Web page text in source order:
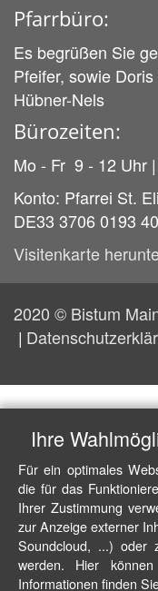
Pfarrbüro:
Es begrüßen Sie
Pfeifer, sowie
Hübner-Nels
Bürozeiten:
Mo - Fr 9 - 12 Uhr
Konto: Pfarrei St.
DE33 3706 0193
Visitenkarte
2020 © Bistum
Ihre
Für ein optimales
die für das
Ihrer Zustimmung
zur Anzeige externer
Soundcloud, ...) oder
werden. Hier
Informationen finden